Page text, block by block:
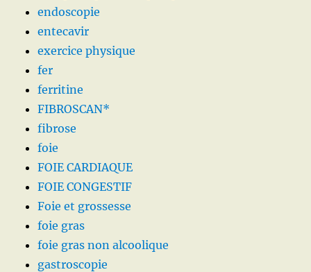
endoscopie
entecavir
exercice physique
fer
ferritine
FIBROSCAN*
fibrose
foie
FOIE CARDIAQUE
FOIE CONGESTIF
Foie et grossesse
foie gras
foie gras non alcoolique
gastroscopie